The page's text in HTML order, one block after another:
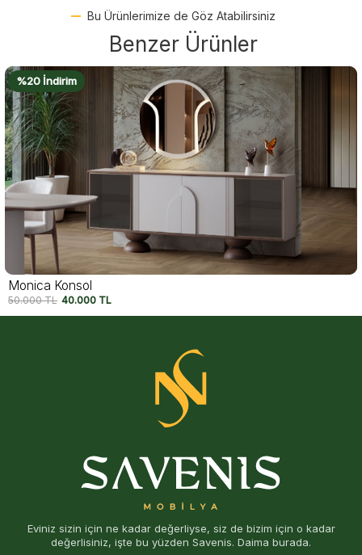
Bu Ürünlerimize de Göz Atabilirsiniz
Benzer Ürünler
%22 İndirim
Felix Konsol
54.750TL 42.500 TL
Eviniz sizin için ne kadar değerliyse, siz de bizim için o kadar
değerlisiniz, işte bu yüzden Savenis. Daima burada.